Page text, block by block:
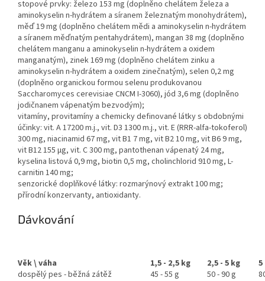
stopové prvky: železo 153 mg (doplněno chelátem železa a
aminokyselin n-hydrátem a síranem železnatým monohydrátem),
měď 19 mg (doplněno chelátem mědi a aminokyselin n-hydrátem
a síranem měďnatým pentahydrátem), mangan 38 mg (doplněno
chelátem manganu a aminokyselin n-hydrátem a oxidem
manganatým), zinek 169 mg (doplněno chelátem zinku a
aminokyselin n-hydrátem a oxidem zinečnatým), selen 0,2 mg
(doplněno organickou formou selenu produkovanou
Saccharomyces cerevisiae CNCM I-3060), jód 3,6 mg (doplněno
jodičnanem vápenatým bezvodým);
vitamíny, provitamíny a chemicky definované látky s obdobnými
účinky: vit. A 17200 m.j., vit. D3 1300 m.j., vit. E (RRR-alfa-tokoferol)
300 mg, niacinamid 67 mg, vit B1 7 mg, vit B2 10 mg, vit B6 9 mg,
vit B12 155 µg, vit. C 300 mg, pantothenan vápenatý 24 mg,
kyselina listová 0,9 mg, biotin 0,5 mg, cholinchlorid 910 mg, L-
carnitin 140 mg;
senzorické doplňkové látky: rozmarýnový extrakt 100 mg;
přírodní konzervanty, antioxidanty.
Dávkování
Věk \ váha 1,5 - 2,5 kg 2,5 - 5 kg
5
dospělý pes - běžná zátěž
45 - 55 g 50 - 90 g